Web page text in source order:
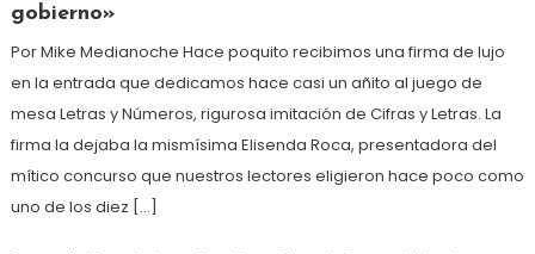
gobierno»
Por Mike Medianoche Hace poquito recibimos una firma de lujo
en la entrada que dedicamos hace casi un añito al juego de
mesa Letras y Números, rigurosa imitación de Cifras y Letras. La
firma la dejaba la mismísima Elisenda Roca, presentadora del
mítico concurso que nuestros lectores eligieron hace poco como
uno de los diez […]